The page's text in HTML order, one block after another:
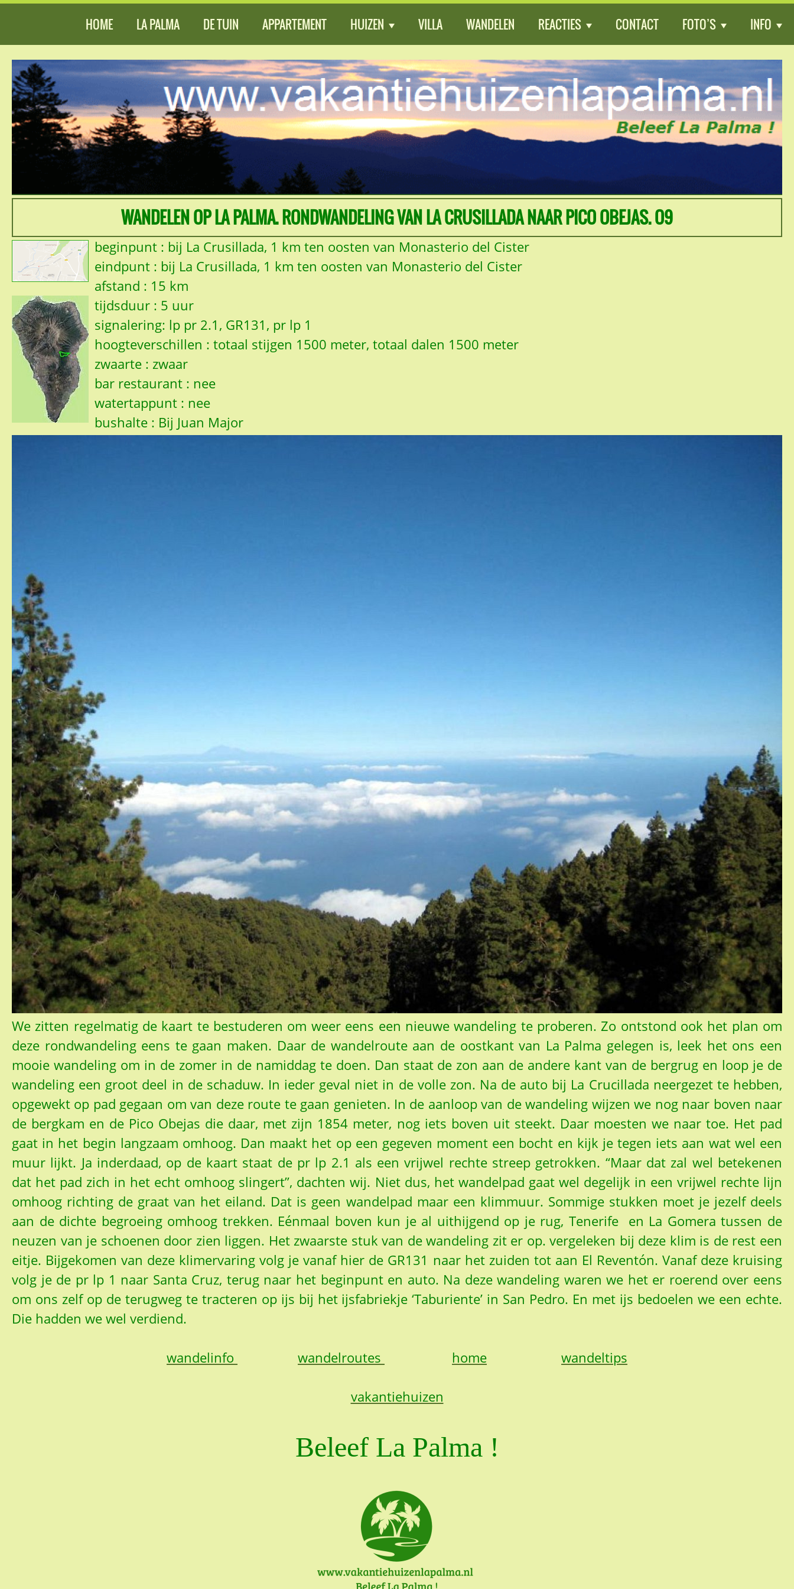
WANDELEN OP LA PALMA. RONDWANDELING VAN LA CRUSILLADA NAAR PICO OBEJAS. O9
beginpunt : bij La Crusillada, 1 km ten oosten van Monasterio del Cister
eindpunt : bij La Crusillada, 1 km ten oosten van Monasterio del Cister
afstand : 15 km
tijdsduur : 5 uur
signalering: lp pr 2.1, GR131, pr lp 1
hoogteverschillen : totaal stijgen 1500 meter, totaal dalen 1500 meter
zwaarte : zwaar
bar restaurant : nee
watertappunt : nee
bushalte : Bij Juan Major
We zitten regelmatig de kaart te bestuderen om weer eens een nieuwe wandeling te proberen. Zo ontstond ook het plan om
deze rondwandeling eens te gaan maken. Daar de wandelroute aan de oostkant van La Palma gelegen is, leek het ons een
mooie wandeling om in de zomer in de namiddag te doen. Dan staat de zon aan de andere kant van de bergrug en loop je de
wandeling een groot deel in de schaduw. In ieder geval niet in de volle zon. Na de auto bij La Crucillada neergezet te hebben,
opgewekt op pad gegaan om van deze route te gaan genieten. In de aanloop van de wandeling wijzen we nog naar boven naar
de bergkam en de Pico Obejas die daar, met zijn 1854 meter, nog iets boven uit steekt. Daar moesten we naar toe. Het pad
gaat in het begin langzaam omhoog. Dan maakt het op een gegeven moment een bocht en kijk je tegen iets aan wat wel een
muur lijkt. Ja inderdaad, op de kaart staat de pr lp 2.1 als een vrijwel rechte streep getrokken. “Maar dat zal wel betekenen
dat het pad zich in het echt omhoog slingert”, dachten wij. Niet dus, het wandelpad gaat wel degelijk in een vrijwel rechte lijn
omhoog richting de graat van het eiland. Dat is geen wandelpad maar een klimmuur. Sommige stukken moet je jezelf deels
aan de dichte begroeing omhoog trekken. Eénmaal boven kun je al uithijgend op je rug, Tenerife en La Gomera tussen de
neuzen van je schoenen door zien liggen. Het zwaarste stuk van de wandeling zit er op. vergeleken bij deze klim is de rest een
eitje. Bijgekomen van deze klimervaring volg je vanaf hier de GR131 naar het zuiden tot aan El Reventón. Vanaf deze kruising
volg je de pr lp 1 naar Santa Cruz, terug naar het beginpunt en auto. Na deze wandeling waren we het er roerend over eens
om ons zelf op de terugweg te tracteren op ijs bij het ijsfabriekje ‘Taburiente’ in San Pedro. En met ijs bedoelen we een echte.
Die hadden we wel verdiend.
wandelinfo wandelroutes home wandeltips
vakantiehuizen
Beleef La Palma !
HOME LA PALMA DE TUIN APPARTEMENT HUIZEN VILLA WANDELEN REACTIES CONTACT FOTO’S INFO